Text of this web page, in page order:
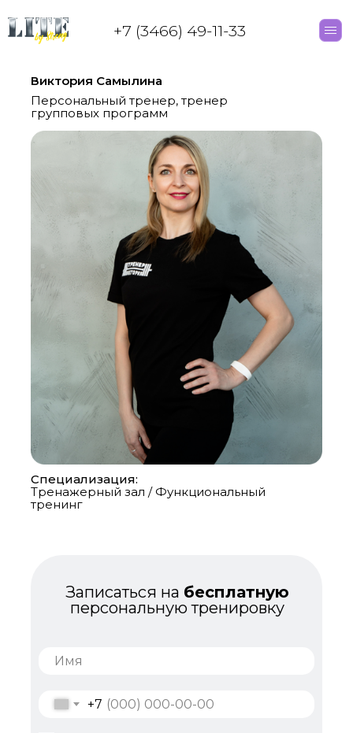
Виктория Самылина
Персональный тренер, тренер
групповых программ
Специализация:
Тренажерный зал / Функциональный
тренинг
Записаться на бесплатную
персональную тренировку
+7